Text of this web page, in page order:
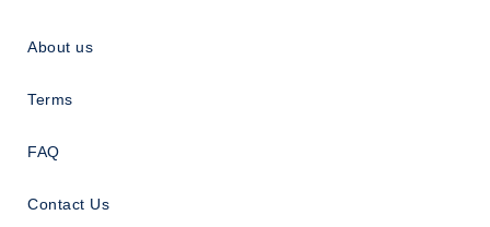
About us
Terms
FAQ
Contact Us